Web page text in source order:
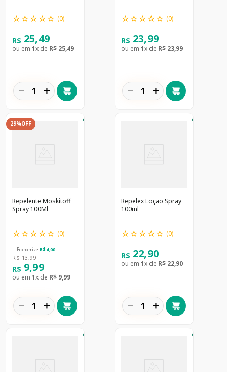
☆☆☆☆☆ (0)
R$ 25,49
ou em 1x de R$ 25,49
＋
－
☆☆☆☆☆ (0)
R$ 23,99
ou em 1x de R$ 23,99
＋
－
29%OFF
Repelente Moskitoff
Spray 100Ml
☆☆☆☆☆ (0)
Economize R$ 4,00
R$ 13,99
R$ 9,99
ou em 1x de R$ 9,99
＋
－
Repelex Loção Spray
100ml
☆☆☆☆☆ (0)
R$ 22,90
ou em 1x de R$ 22,90
＋
－